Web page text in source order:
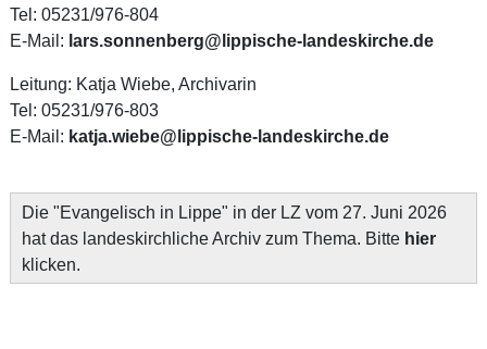
Tel: 05231/976-804
E-Mail: lars.sonnenberg@lippische-landeskirche.de
Leitung: Katja Wiebe, Archivarin
Tel: 05231/976-803
E-Mail: katja.wiebe@lippische-landeskirche.de
Die "Evangelisch in Lippe" in der LZ vom 27. Juni 2026
hat das landeskirchliche Archiv zum Thema. Bitte hier
klicken.